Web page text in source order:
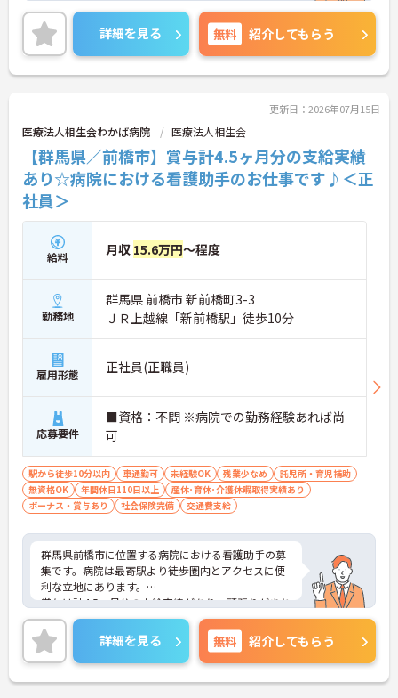
年間休日118日もあるためプライベートとの両立を
目指す方におすすめの環境です◎また未経験の方で
もチャレンジできる職場で、丁寧な研修とフォロー
体制で、経験に関わらず安心してスタートできま
す。
ントもお伝えしますので是非ご応募お待ちしており
ます。
詳細を見る 無料 紹介してもらう
更新日：2026年07月15日
医療法人相生会わかば病院 医療法人相生会
【群馬県／前橋市】賞与計4.5ヶ月分の支給実績
あり☆病院における看護助手のお仕事です♪＜正
社員＞
給料 月収 15.6万円～程度
勤務地
群馬県 前橋市 新前橋町3-3
ＪＲ上越線「新前橋駅」徒歩10分
雇用形態 正社員(正職員)
応募要件
■資格：不問 ※病院での勤務経験あれば尚
可
駅から徒歩10分以内 車通勤可 未経験OK 残業少なめ
託児所・育児補助
無資格OK
年間休日110日以上
産休･育休･介護休暇取得実績あり
ボーナス・賞与あり
社会保険完備 交通費支給
群馬県前橋市に位置する病院における看護助手の募
集です。病院は最寄駅より徒歩圏内とアクセスに便
利な立地にあります。
賞与は計4.5ヶ月分の支給実績があり、頑張りがきち
んと評価される職場です。また、利用可能な託児所
があり、子育て世代の方も安心してご勤務いただけ
ます。
ご興味のある方には、面接対策ポイントなど、さら
に詳細をご案内しますのでお気軽にご相談くださ
詳細を見る 無料 紹介してもらう